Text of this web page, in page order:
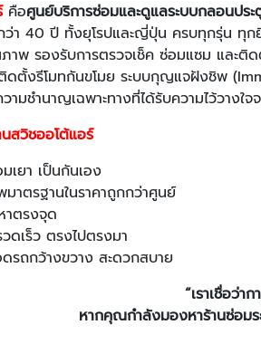
คือศูนย์บริการซ่อมและดูแลระบบกลอนปร
า 40 ปี ทั้งยุโรปและญี่ปุ่น ครบทุกรุ่น ทุก
าพ รองรับการตรวจเช็ค ซ่อมแซม และติ
ดตั้งรีโมทกันขโมย ระบบกุญแจฝังชิพ
ามชำนาญเฉพาะทางที่ได้รับความไว้วาง
สวิชออโต้แอร์
เยา เป็นกันเอง
าตรฐานในราคาถูกกว่าศูนย์
ตรงจุด
วดเร็ว ตรงไปตรงมา
รถกว้างขวาง สะดวกสบาย
“เราเชื่อว่า
หากคุณกำลังมองหาร้านซ่อมร